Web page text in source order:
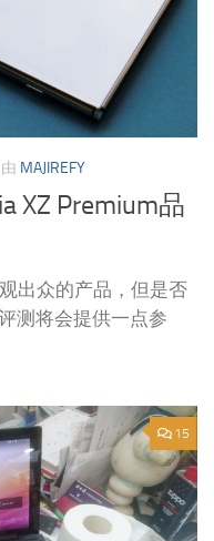
由 MAJIREFY
XZ Premium品
出众的产品，但是否
测将会提供一点参
15